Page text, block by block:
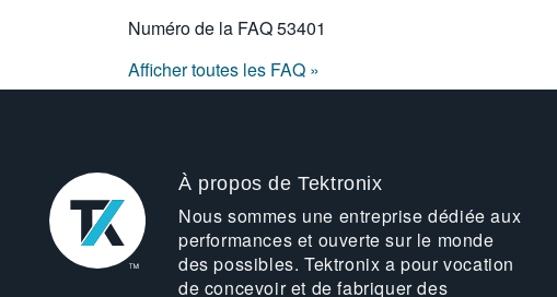
Numéro de la FAQ53401
Afficher toutes les FAQ »
À propos de Tektronix
Nous sommes une entreprise dédiée aux
performances et ouverte sur le monde
des possibles. Tektronix a pour vocation
de concevoir et de fabriquer des